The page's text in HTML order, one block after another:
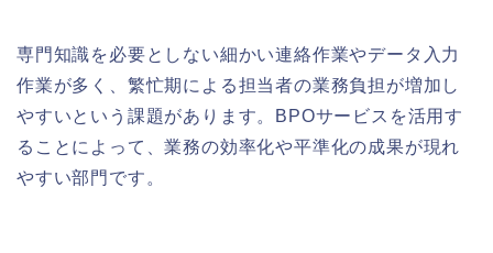
専門知識を必要としない細かい連絡作業やデータ入力
作業が多く、繁忙期による担当者の業務負担が増加し
やすいという課題があります。BPOサービスを活用す
ることによって、業務の効率化や平準化の成果が現れ
やすい部門です。